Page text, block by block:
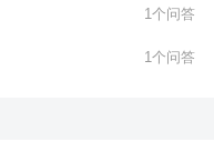
1个问答
1个问答